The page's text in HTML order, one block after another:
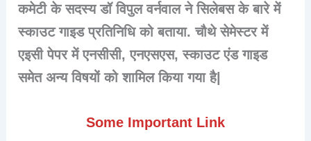
कमेटी के सदस्य डॉ विपुल वर्नवाल ने सिलेबस के बारे में
स्काउट गाइड प्रतिनिधि को बताया. चौथे सेमेस्टर में
एइसी पेपर में एनसीसी, एनएसएस, स्काउट एंड गाइड
समेत अन्य विषयों को शामिल किया गया है|
Some Important Link